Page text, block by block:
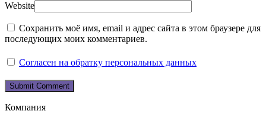
Website
Сохранить моё имя, email и адрес сайта в этом браузере для
последующих моих комментариев.
Согласен на обратку персональных данных
Компания